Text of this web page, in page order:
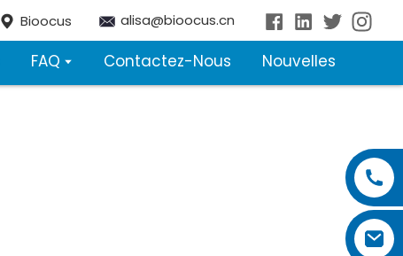
Bioocus alisa@bioocus.cn
FAQ Contactez-Nous Nouvelles